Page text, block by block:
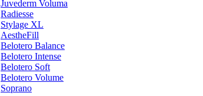
Juvederm Voluma
Radiesse
Stylage XL
AestheFill
Belotero Balance
Belotero Intense
Belotero Soft
Belotero Volume
Soprano